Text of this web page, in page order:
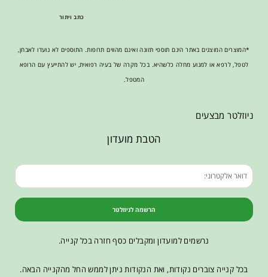
כתב ויתור
*המוצרים המוצגים באתר הינם תוספי תזונה ואינם מהווים תרופות. התוספים לא נועדו לאבחן,
לטפל, לרפא או למנוע מחלה כלשהיא. בכל מקרה של בעיה רפואית, יש להתייעץ עם הרופא
המטפל.
ניוזלטר מבצעים
הטבת מועדון
הרשמה לניוזלטר
נרשמים למועדון ומקבלים כסף חזרה בכל קנייה.
בכל קנייה צוברים נקודות, ואת הנקודות ניתן לממש החל מהקנייה הבאה.